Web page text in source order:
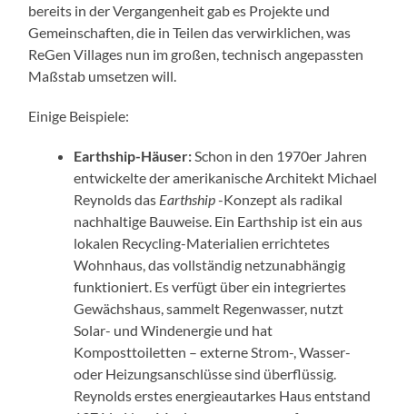
bereits in der Vergangenheit gab es Projekte und
Gemeinschaften, die in Teilen das verwirklichen, was
ReGen Villages nun im großen, technisch angepassten
Maßstab umsetzen will.
Einige Beispiele:
Earthship-Häuser:Schon in den 1970er Jahren
entwickelte der amerikanische Architekt Michael
Reynolds das Earthship-Konzept als radikal
nachhaltige Bauweise. Ein Earthship ist ein aus
lokalen Recycling-Materialien errichtetes
Wohnhaus, das vollständig netzunabhängig
funktioniert. Es verfügt über ein integriertes
Gewächshaus, sammelt Regenwasser, nutzt
Solar- und Windenergie und hat
Komposttoiletten – externe Strom-, Wasser-
oder Heizungsanschlüsse sind überflüssig.
Reynolds erstes energieautarkes Haus entstand